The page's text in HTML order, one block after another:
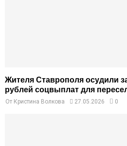
Жителя Ставрополя осудили
рублей соцвыплат для
От Кристина Волкова 27.05.2026 0